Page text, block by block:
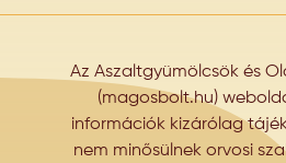
Az Aszaltgyümölcsök és
(magosbolt.hu)
információk kizárólag
nem minősülnek orvosi